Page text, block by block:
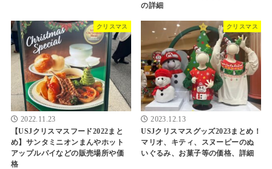
の詳細
クリスマス
2022.11.23
【USJクリスマスフード2022まと
め】サンタミニオンまんやホット
アップルパイなどの販売場所や価
格
クリスマス
2023.12.13
USJクリスマスグッズ2023まとめ！
マリオ、キティ、スヌーピーのぬ
いぐるみ、お菓子等の価格、詳細